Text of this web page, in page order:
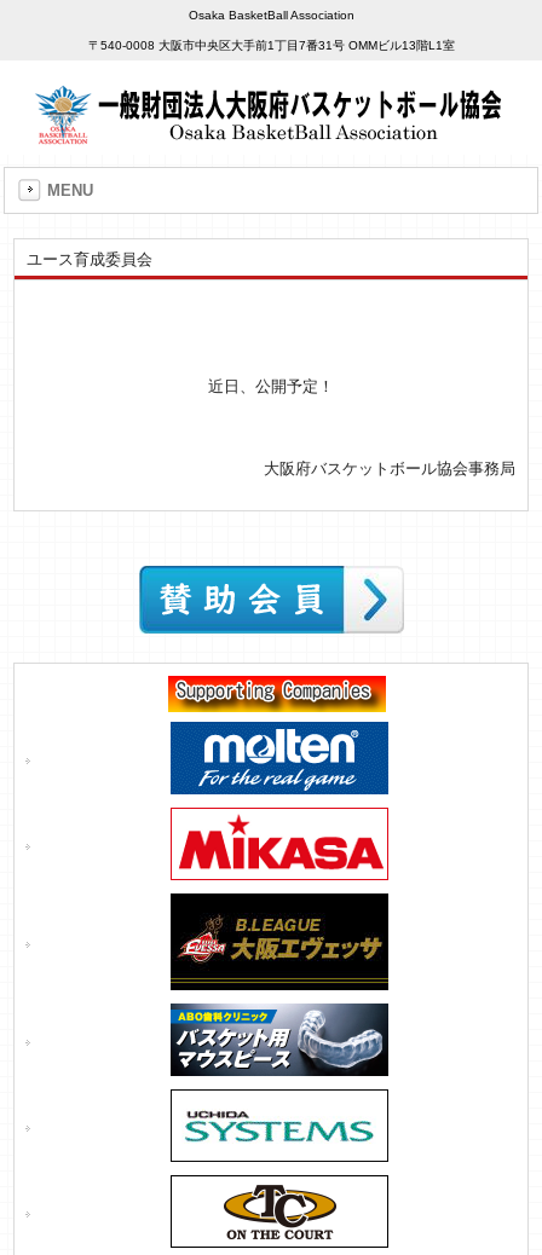
Osaka BasketBall Association
〒540-0008 大阪市中央区大手前1丁目7番31号 OMMビル13階L1室
MENU
ユース育成委員会
近日、公開予定！
大阪府バスケットボール協会事務局